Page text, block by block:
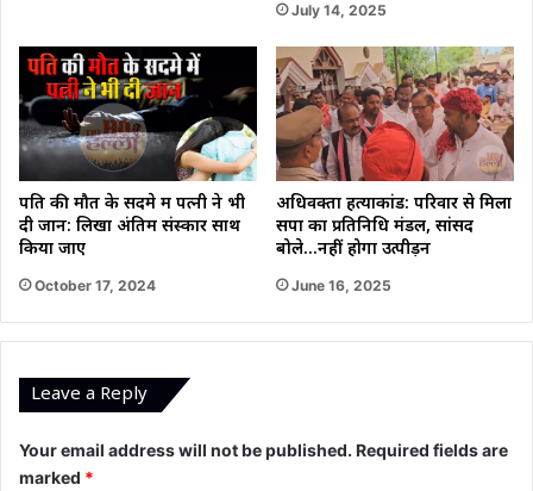
July 14, 2025
पति की मौत के सदमे में पत्नी ने भी
दी जान: लिखा अंतिम संस्कार साथ
किया जाए
October 17, 2024
अधिवक्ता हत्याकांड: परिवार से मिला
सपा का प्रतिनिधि मंडल, सांसद
बोले…नहीं होगा उत्पीड़न
June 16, 2025
Leave a Reply
Your email address will not be published. Required fields are
marked *